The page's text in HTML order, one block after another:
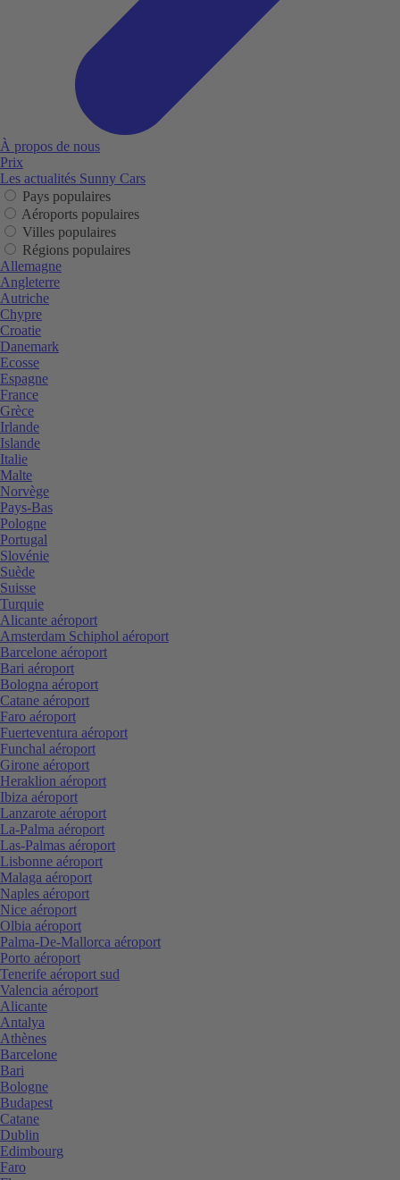
À propos de nous
Prix
Les actualités Sunny Cars
Pays populaires
Aéroports populaires
Villes populaires
Régions populaires
Allemagne
Angleterre
Autriche
Chypre
Croatie
Danemark
Ecosse
Espagne
France
Grèce
Irlande
Islande
Italie
Malte
Norvège
Pays-Bas
Pologne
Portugal
Slovénie
Suède
Suisse
Turquie
Alicante aéroport
Amsterdam Schiphol aéroport
Barcelone aéroport
Bari aéroport
Bologna aéroport
Catane aéroport
Faro aéroport
Fuerteventura aéroport
Funchal aéroport
Girone aéroport
Heraklion aéroport
Ibiza aéroport
Lanzarote aéroport
La-Palma aéroport
Las-Palmas aéroport
Lisbonne aéroport
Malaga aéroport
Naples aéroport
Nice aéroport
Olbia aéroport
Palma-De-Mallorca aéroport
Porto aéroport
Tenerife aéroport sud
Valencia aéroport
Alicante
Antalya
Athènes
Barcelone
Bari
Bologne
Budapest
Catane
Dublin
Edimbourg
Faro